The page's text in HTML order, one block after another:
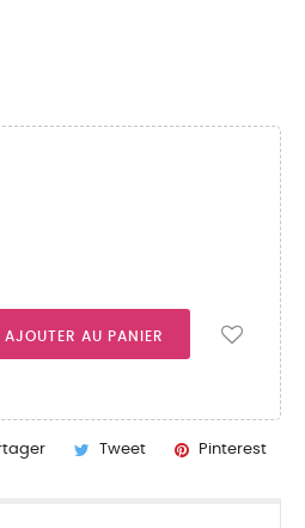
AJOUTER AU PANIER
Tweet Pinterest